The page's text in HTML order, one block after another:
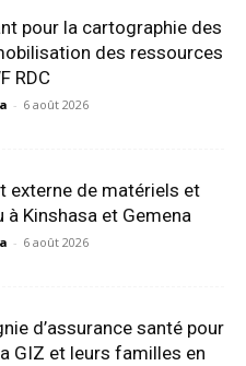
pour la cartographie des
des ressources
RDC
- 6 août 2026
externe de matériels et
Kinshasa et Gemena
- 6 août 2026
d’assurance santé pour
GIZ et leurs familles en